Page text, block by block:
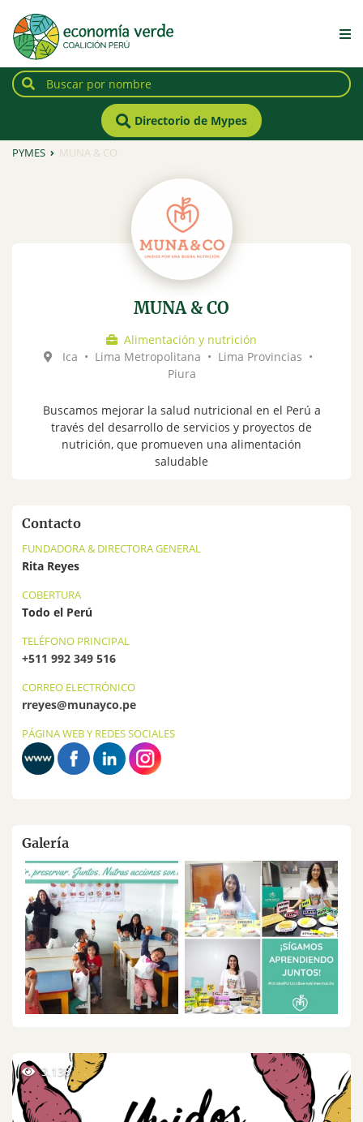
Directorio de Mypes
PYMES MUNA & CO
MUNA & CO
Alimentación y nutrición
Ica • Lima Metropolitana • Lima Provincias •
Piura
Buscamos mejorar la salud nutricional en el Perú a
través del desarrollo de servicios y proyectos de
nutrición, que promueven una alimentación
saludable
Contacto
FUNDADORA & DIRECTORA GENERAL
Rita Reyes
COBERTURA
Todo el Perú
TELÉFONO PRINCIPAL
+511 992 349 516
CORREO ELECTRÓNICO
rreyes@munayco.pe
PÁGINA WEB Y REDES SOCIALES
Galería
3.138